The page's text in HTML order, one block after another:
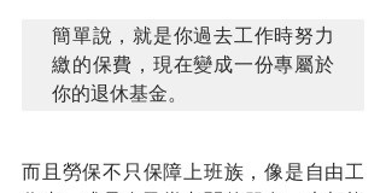
簡單說，就是你過去工作時努力
繳的保費，現在變成一份專屬於
你的退休基金。
而且勞保不只保障上班族，像是自由工